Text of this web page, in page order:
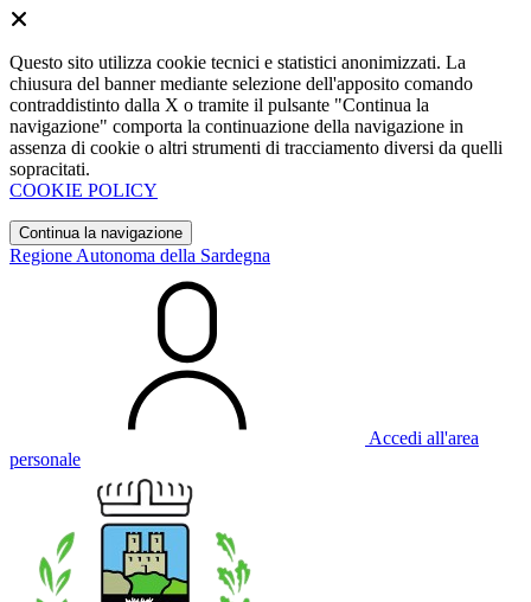
Questo sito utilizza cookie tecnici e statistici anonimizzati. La
chiusura del banner mediante selezione dell'apposito comando
contraddistinto dalla X o tramite il pulsante "Continua la
navigazione" comporta la continuazione della navigazione in
assenza di cookie o altri strumenti di tracciamento diversi da quelli
sopracitati.
COOKIE POLICY
Continua la navigazione
Regione Autonoma della Sardegna
Accedi all'area
personale